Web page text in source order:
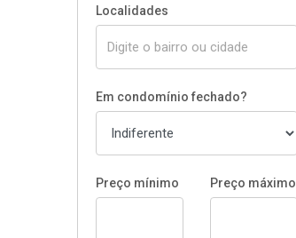
Localidades
Em condomínio fechado?
Preço mínimo Preço máximo